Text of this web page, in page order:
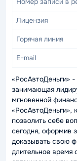
Лицензия
Горячая линия
E-mail
«РосАвтоДеньги»
занимающая
мгновенной
«РосАвтоДеньги»,
позволить себе
сегодня, оформив
доказывать свою
длительное время